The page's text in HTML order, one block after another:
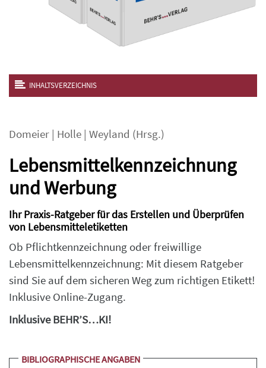
INHALTSVERZEICHNIS
Domeier | Holle | Weyland (Hrsg.)
Lebensmittelkennzeichnung
und Werbung
Ihr Praxis-Ratgeber für das Erstellen und Überprüfen
von Lebensmitteletiketten
Ob Pflichtkennzeichnung oder freiwillige
Lebensmittelkennzeichnung: Mit diesem Ratgeber
sind Sie auf dem sicheren Weg zum richtigen Etikett!
Inklusive Online-Zugang.
Inklusive BEHR’S…KI!
BIBLIOGRAPHISCHE ANGABEN